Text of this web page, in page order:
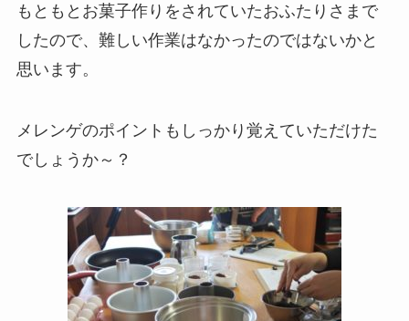
もともとお菓子作りをされていたおふたりさまで
したので、難しい作業はなかったのではないかと
思います。
メレンゲのポイントもしっかり覚えていただけた
でしょうか～？